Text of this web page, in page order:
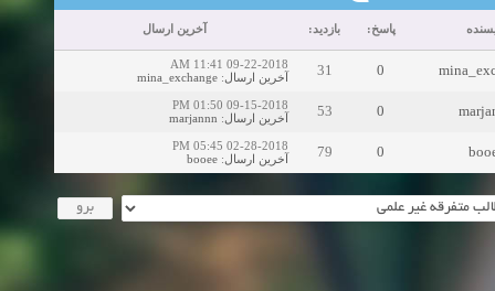
پاسخ: بازدید: آخرین ارسال
0
31
09-22-2018 11:41 AM
آخرین ارسال:
mina_exchange
0
53
09-15-2018 01:50 PM
آخرین ارسال:
marjannn
0
79
02-28-2018 05:45 PM
آخرین ارسال:
booee